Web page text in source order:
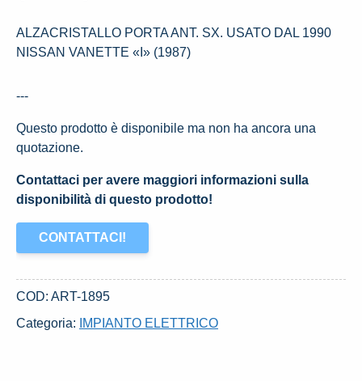
ALZACRISTALLO PORTA ANT. SX. USATO DAL 1990
NISSAN VANETTE «I» (1987)
---
Questo prodotto è disponibile ma non ha ancora una
quotazione.
Contattaci per avere maggiori informazioni sulla
disponibilità di questo prodotto!
CONTATTACI!
COD: ART-1895
Categoria:
IMPIANTO ELETTRICO